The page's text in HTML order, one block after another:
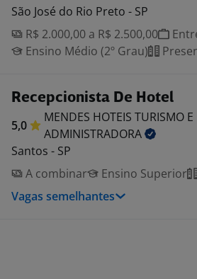
São José do Rio Preto - SP
R$ 2.000,00 a R$ 2.500,00
Ensino Médio (2º Grau)
Recepcionista De Hotel
5,0
MENDES HOTEIS TURISMO E
ADMINISTRADORA
Santos - SP
A combinar
Ensino Superior
Vagas semelhantes